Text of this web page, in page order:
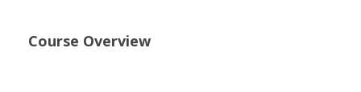
Course Overview